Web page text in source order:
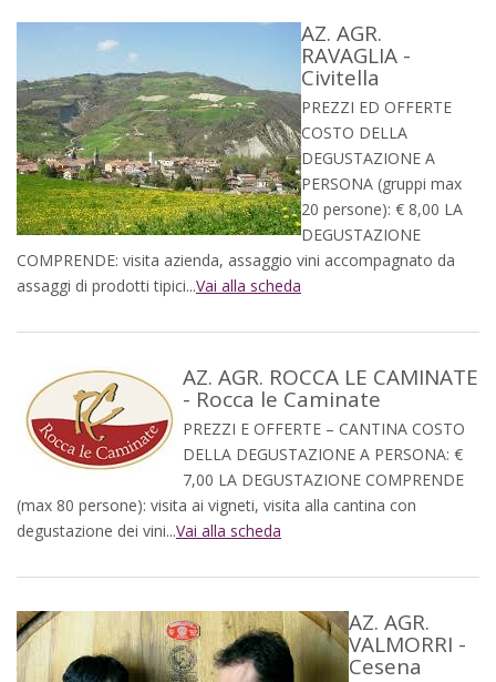
AZ. AGR.
RAVAGLIA -
Civitella
PREZZI ED OFFERTE
COSTO DELLA
DEGUSTAZIONE A
PERSONA (gruppi max
20 persone): € 8,00 LA
DEGUSTAZIONE
COMPRENDE: visita azienda, assaggio vini accompagnato da
assaggi di prodotti tipici...Vai alla scheda
AZ. AGR. ROCCA LE CAMINATE
- Rocca le Caminate
PREZZI E OFFERTE – CANTINA COSTO
DELLA DEGUSTAZIONE A PERSONA: €
7,00 LA DEGUSTAZIONE COMPRENDE
(max 80 persone): visita ai vigneti, visita alla cantina con
degustazione dei vini...Vai alla scheda
AZ. AGR.
VALMORRI -
Cesena